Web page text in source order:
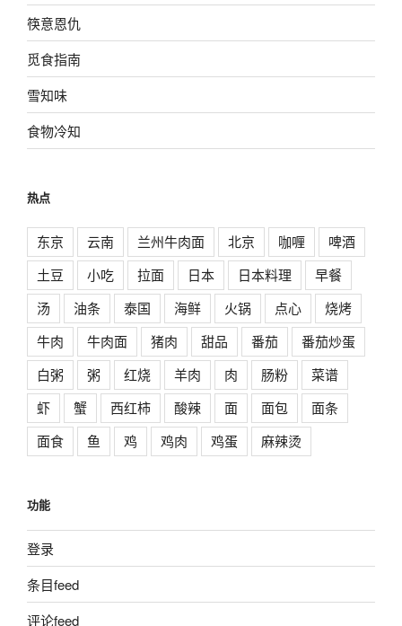
筷意恩仇
觅食指南
雪知味
食物冷知
热点
东京 云南 兰州牛肉面 北京 咖喱
啤酒
土豆
小吃 拉面 日本 日本料理
早餐
汤
油条 泰国 海鲜 火锅 点心
烧烤
牛肉
牛肉面 猪肉 甜品 番茄
番茄炒蛋
白粥
粥 红烧 羊肉 肉 肠粉
菜谱
虾
蟹 西红柿 酸辣 面 面包
面条
面食
鱼 鸡 鸡肉 鸡蛋 麻辣烫
功能
登录
条目feed
评论feed